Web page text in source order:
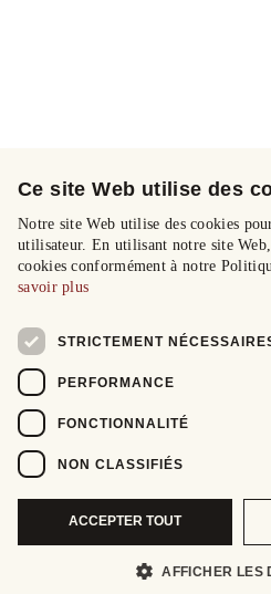
Ce site Web utilise des
Notre site Web utilise des cookies
utilisateur. En utilisant notre site
cookies conformément à notre
savoir plus
STRICTEMENT
PERFORMANCE
FONCTIONNALITÉ
NON CLASSIFIÉS
ACCEPTER TOUT
AFFICHER LES